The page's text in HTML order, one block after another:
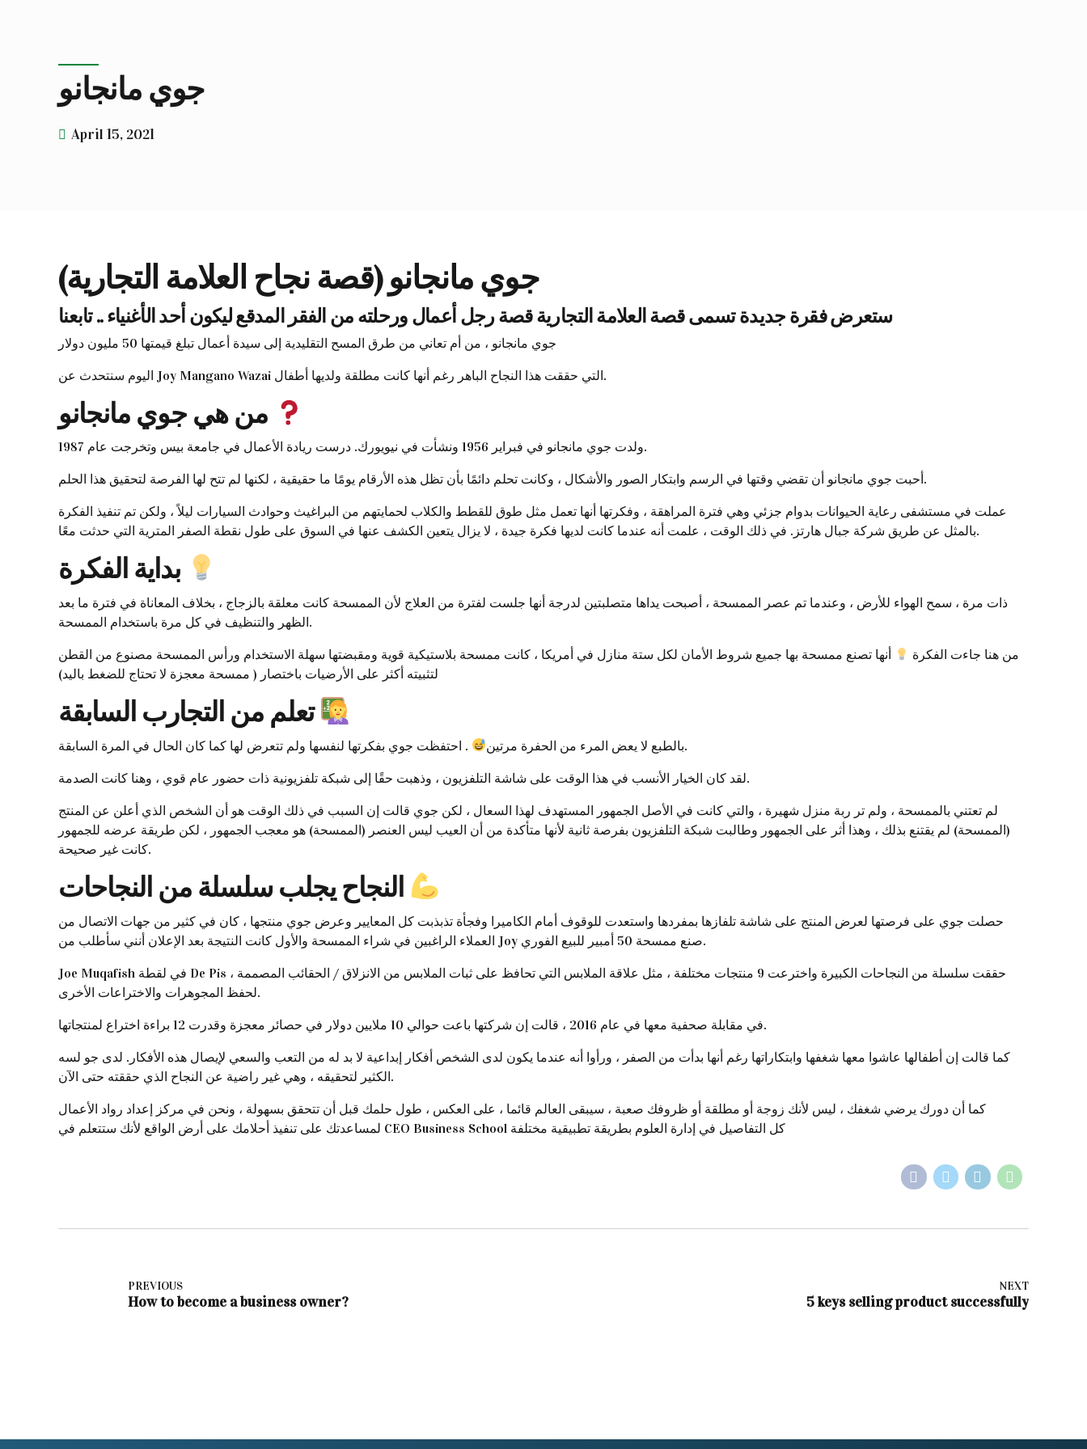
جوي مانجانو
April 15, 2021
جوي مانجانو (قصة نجاح العلامة التجارية)
ستعرض فقرة جديدة تسمى قصة العلامة التجارية قصة رجل أعمال ورحلته من الفقر المدقع ليكون أحد الأغنياء .. تابعنا
جوي مانجانو ، من أم تعاني من طرق المسح التقليدية إلى سيدة أعمال تبلغ قيمتها 50 مليون دولار
اليوم سنتحدث عن Joy Mangano Wazai التي حققت هذا النجاح الباهر رغم أنها كانت مطلقة ولديها أطفال.
من هي جوي مانجانو
ولدت جوي مانجانو في فبراير 1956 ونشأت في نيويورك. درست ريادة الأعمال في جامعة بيس وتخرجت عام 1987.
أحبت جوي مانجانو أن تقضي وقتها في الرسم وابتكار الصور والأشكال ، وكانت تحلم دائمًا بأن تظل هذه الأرقام يومًا ما حقيقية ، لكنها لم تتح لها الفرصة لتحقيق هذا الحلم.
عملت في مستشفى رعاية الحيوانات بدوام جزئي وهي فترة المراهقة ، وفكرتها أنها تعمل مثل طوق للقطط والكلاب لحمايتهم من البراغيث وحوادث السيارات ليلاً ، ولكن تم تنفيذ الفكرة
بالمثل عن طريق شركة جبال هارتز. في ذلك الوقت ، علمت أنه عندما كانت لديها فكرة جيدة ، لا يزال يتعين الكشف عنها في السوق على طول نقطة الصفر المترية التي حدثت معًا.
بداية الفكرة
ذات مرة ، سمح الهواء للأرض ، وعندما تم عصر الممسحة ، أصبحت يداها متصلبتين لدرجة أنها جلست لفترة من العلاج لأن الممسحة كانت معلقة بالزجاج ، بخلاف المعاناة في فترة ما بعد
الظهر والتنظيف في كل مرة باستخدام الممسحة.
من هنا جاءت الفكرة
أنها تصنع ممسحة بها جميع شروط الأمان لكل ستة منازل في أمريكا ، كانت ممسحة بلاستيكية قوية ومقبضتها سهلة الاستخدام ورأس الممسحة مصنوع من القطن
لتثبيته أكثر على الأرضيات باختصار ( ممسحة معجزة لا تحتاج للضغط باليد)
تعلم من التجارب السابقة
بالطبع لا يعض المرء من الحفرة مرتين. احتفظت جوي بفكرتها لنفسها ولم تتعرض لها كما كان الحال في المرة السابقة.
لقد كان الخيار الأنسب في هذا الوقت على شاشة التلفزيون ، وذهبت حقًا إلى شبكة تلفزيونية ذات حضور عام قوي ، وهنا كانت الصدمة.
لم تعتني بالممسحة ، ولم تر ربة منزل شهيرة ، والتي كانت في الأصل الجمهور المستهدف لهذا السعال ، لكن جوي قالت إن السبب في ذلك الوقت هو أن الشخص الذي أعلن عن المنتج
(الممسحة) لم يقتنع بذلك ، وهذا أثر على الجمهور وطالبت شبكة التلفزيون بفرصة ثانية لأنها متأكدة من أن العيب ليس العنصر (الممسحة) هو معجب الجمهور ، لكن طريقة عرضه للجمهور
كانت غير صحيحة.
حصلت جوي على فرصتها لعرض المنتج على شاشة تلفازها بمفردها واستعدت للوقوف أمام الكاميرا وفجأة تذبذبت كل المعايير وعرض جوي منتجها ، كان في كثير من جهات الاتصال من
العملاء الراغبين في شراء الممسحة والأول كانت النتيجة بعد الإعلان أنني سأطلب من Joy صنع ممسحة 50 أمبير للبيع الفوري.
Joe Muqafish في لقطة De Pis ، حققت سلسلة من النجاحات الكبيرة واخترعت 9 منتجات مختلفة ، مثل علاقة الملابس التي تحافظ على ثبات الملابس من الانزلاق / الحقائب المصممة
لحفظ المجوهرات والاختراعات الأخرى.
في مقابلة صحفية معها في عام 2016 ، قالت إن شركتها باعت حوالي 10 ملايين دولار في حصائر معجزة وقدرت 12 براءة اختراع لمنتجاتها.
كما قالت إن أطفالها عاشوا معها شغفها وابتكاراتها رغم أنها بدأت من الصفر ، ورأوا أنه عندما يكون لدى الشخص أفكار إبداعية لا بد له من التعب والسعي لإيصال هذه الأفكار. لدى جو لسه
الكثير لتحقيقه ، وهي غير راضية عن النجاح الذي حققته حتى الآن.
كما أن دورك يرضي شغفك ، ليس لأنك زوجة أو مطلقة أو ظروفك صعبة ، سيبقى العالم قائما ، على العكس ، طول حلمك قبل أن تتحقق بسهولة ، ونحن في مركز إعداد رواد الأعمال
لمساعدتك على تنفيذ أحلامك على أرض الواقع لأنك ستتعلم في CEO Business School كل التفاصيل في إدارة العلوم بطريقة تطبيقية مختلفة
PREVIOUS
How to become a business owner?
NEXT
5 keys selling product successfully